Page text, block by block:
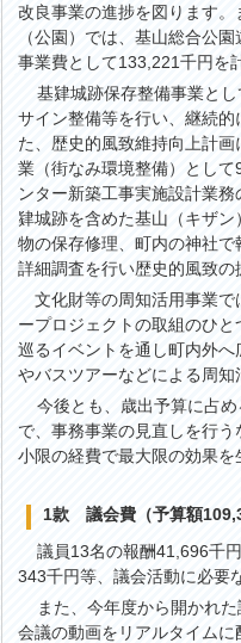
改良事業の進捗を図ります
（公園）では、基山総合公
事業費として133,221千円を
基肄城跡保存整備事業と
サイン整備等を行い、継続
た、歴史的風致維持向上計
業（街なみ環境整備）とし
ンター新築工事実施設計業
肄城跡を含めた基山（キザ
物の保存修理、町内の神社
詳細調査を行い歴史的風致の
文化財等の周知活用事業で
ープロジェクトの取組のひ
巡るイベントを通し町内外
やバスツアーなどによる周知
今後とも、歳出予算に占
で、事務事業の見直しを行
小限の経費で最大限の効果を
1款 議会費（予算額
議員13名の報酬41,696千
343千円等、議会活動に必要
また、今年度から開かれ
会議の動画をリアルタイム